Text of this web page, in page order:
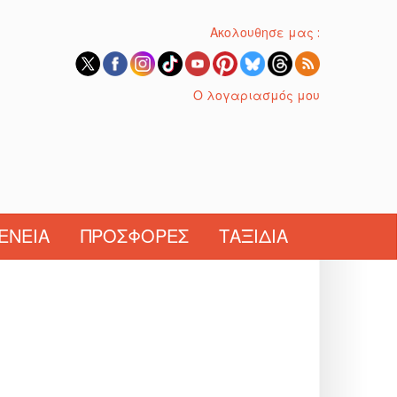
Ακολουθησε μας :
Ο λογαριασμός μου
ΠΡΟΣΦΟΡΈΣ ΤΑΞΊΔΙΑ